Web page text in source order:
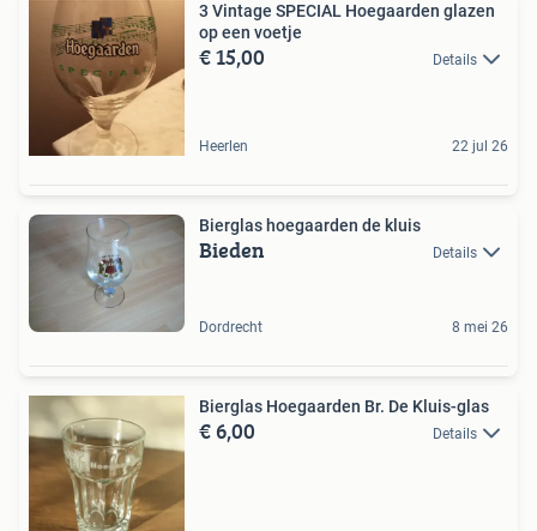
3 Vintage SPECIAL Hoegaarden glazen
op een voetje
€ 15,00 Details
Heerlen 22 jul 26
Bierglas hoegaarden de kluis
Bieden Details
Dordrecht 8 mei 26
Bierglas Hoegaarden Br. De Kluis-glas
€ 6,00 Details